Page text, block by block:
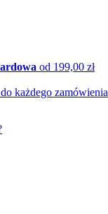
od 199,00 zł
do każdego zamówienia